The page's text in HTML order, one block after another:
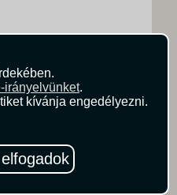
irányelvünket.
kívánja engedélyezni.